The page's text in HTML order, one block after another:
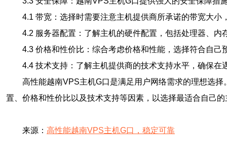
4.1 带宽：选择时需要注意主机提供商所承诺的带宽大小
4.2 服务器配置：了解主机的硬件配置，包括处理器、
4.3 价格和性价比：综合考虑价格和性能，选择符合自己
4.4 技术支持：了解主机提供商的技术支持水平，确保在
高性能越南VPS主机G口是满足用户网络需求的理想选
置、价格和性价比以及技术支持等因素，以选择最适合自己的
来源： 高性能越南VPS主机G口，稳定可靠